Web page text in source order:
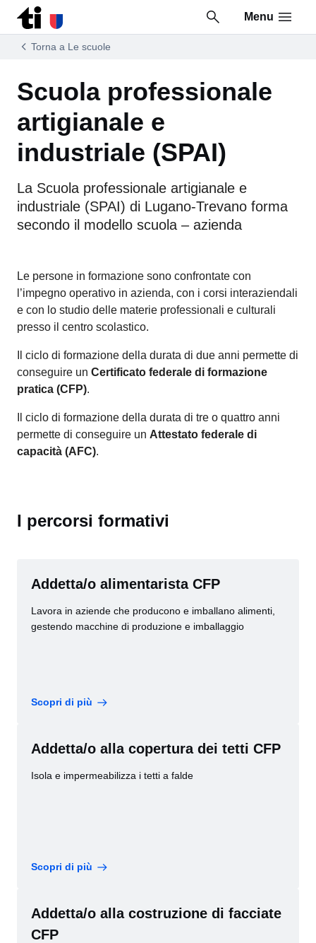
Vai al contenuto della pagina
Vai al piè di pagina
Menu
Torna a Le scuole
Scuola professionale
artigianale e
industriale (SPAI)
La Scuola professionale artigianale e
industriale (SPAI) di Lugano-Trevano forma
secondo il modello scuola – azienda
Le persone in formazione sono confrontate con
l’impegno operativo in azienda, con i corsi interaziendali
e con lo studio delle materie professionali e culturali
presso il centro scolastico.
Il ciclo di formazione della durata di due anni permette di
conseguire un Certificato federale di formazione
pratica (CFP).
Il ciclo di formazione della durata di tre o quattro anni
permette di conseguire un Attestato federale di
capacità (AFC).
I percorsi formativi
Addetta/o alimentarista CFP
Lavora in aziende che producono e imballano alimenti,
gestendo macchine di produzione e imballaggio
Scopri di più
Addetta/o alla copertura dei tetti CFP
Isola e impermeabilizza i tetti a falde
Scopri di più
Addetta/o alla costruzione di facciate
CFP